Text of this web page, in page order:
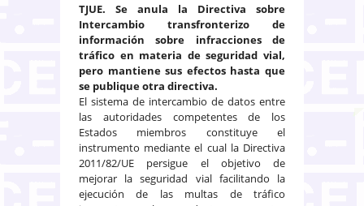
TJUE. Se anula la Directiva sobre
Intercambio transfronterizo de
información sobre infracciones de
tráfico en materia de seguridad vial,
pero mantiene sus efectos hasta que
se publique otra directiva.
El sistema de intercambio de datos entre
las autoridades competentes de los
Estados miembros constituye el
instrumento mediante el cual la Directiva
2011/82/UE persigue el objetivo de
mejorar la seguridad vial facilitando la
ejecución de las multas de tráfico